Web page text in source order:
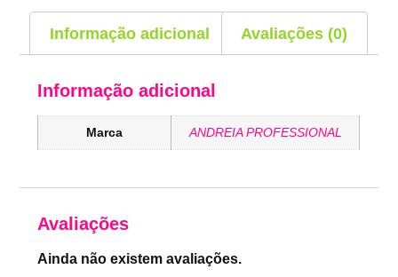
Informação adicional Avaliações (0)
Informação adicional
Marca ANDREIA PROFESSIONAL
Avaliações
Ainda não existem avaliações.